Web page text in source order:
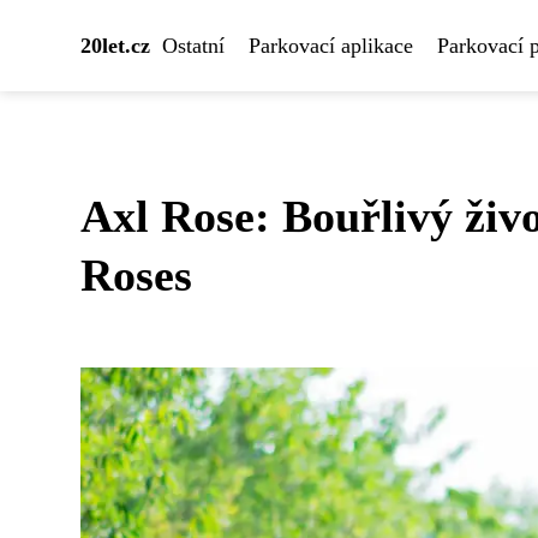
20let.cz Ostatní Parkovací aplikace Parkovací
Axl Rose: Bouřlivý
Roses